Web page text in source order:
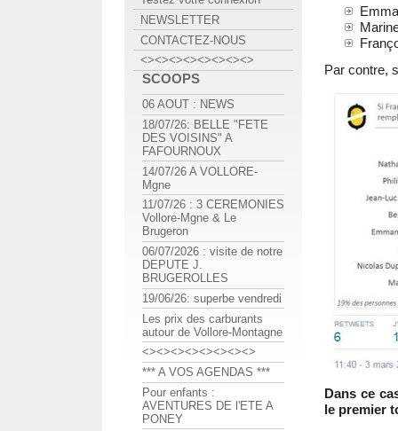
Par contre,
Dans ce
le premier
NEWSLETTER
CONTACTEZ-NOUS
<><><><><><><><>
SCOOPS
06 AOUT : NEWS
18/07/26: BELLE "FETE
DES VOISINS" A
FAFOURNOUX
14/07/26 A VOLLORE-
Mgne
11/07/26 : 3 CEREMONIES
Vollore-Mgne & Le
Brugeron
06/07/2026 : visite de notre
DEPUTE J.
BRUGEROLLES
19/06/26: superbe vendredi
Les prix des carburants
autour de Vollore-Montagne
<><><><><><><><>
*** A VOS AGENDAS ***
Pour enfants :
AVENTURES DE l'ETE A
PONEY